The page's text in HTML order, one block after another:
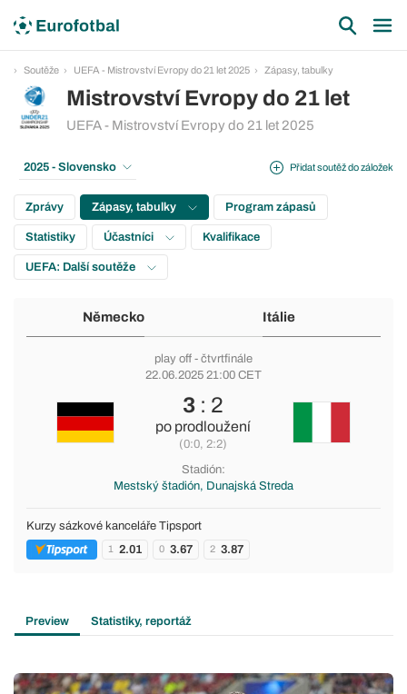
Soutěže UEFA - Mistrovství Evropy do 21 let 2025 Zápasy, tabulky
Mistrovství Evropy do 21 let
UEFA - Mistrovství Evropy do 21 let 2025
Přidat soutěž do záložek
2025 - Slovensko
Zprávy Zápasy, tabulky Program zápasů
Statistiky Účastníci Kvalifikace
UEFA: Další soutěže
Německo Itálie
play off - čtvrtfinále
22.06.2025 21:00 CET
3 : 2
po prodloužení
(0:0, 2:2)
Stadión:
Mestský štadión, Dunajská Streda
Kurzy sázkové kanceláře Tipsport
1 2.01 0 3.67 2 3.87
Preview Statistiky, reportáž